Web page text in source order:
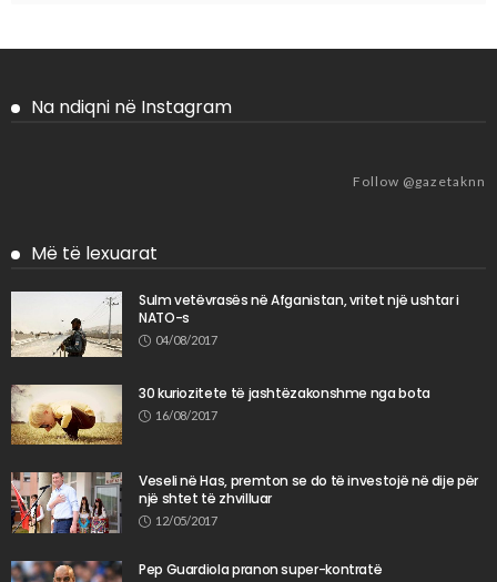
Na ndiqni në Instagram
Follow @gazetaknn
Më të lexuarat
Sulm vetëvrasës në Afganistan, vritet një ushtar i
NATO-s
04/08/2017
30 kuriozitete të jashtëzakonshme nga bota
16/08/2017
Veseli në Has, premton se do të investojë në dije për
një shtet të zhvilluar
12/05/2017
Pep Guardiola pranon super-kontratë